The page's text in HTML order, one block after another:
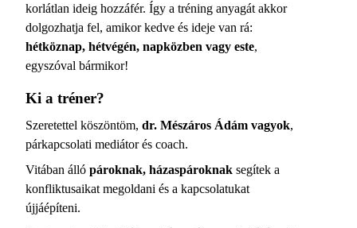
korlátlan ideig hozzáfér. Így a tréning anyagát akkor
dolgozhatja fel, amikor kedve és ideje van rá:
hétköznap, hétvégén, napközben vagy este,
egyszóval bármikor!
Ki a tréner?
Szeretettel köszöntöm, dr. Mészáros Ádám vagyok,
párkapcsolati mediátor és coach.
Vitában álló pároknak, házaspároknak segítek a
konfliktusaikat megoldani és a kapcsolatukat
újjáépíteni.